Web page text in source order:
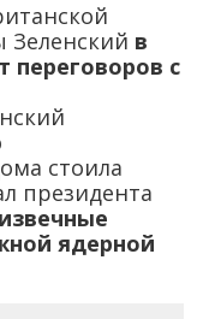
Зеленский в
переговоров с
стоила
президента
ядерной